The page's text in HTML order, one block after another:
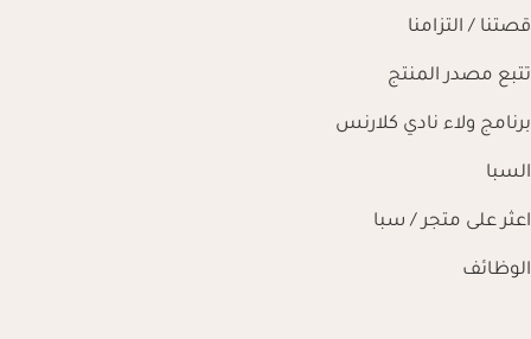
قصتنا / التزامنا
تتبع مصدر المنتج
برنامج ولاء نادي كلارنس
السبا
اعثر على متجر / سبا
الوظائف